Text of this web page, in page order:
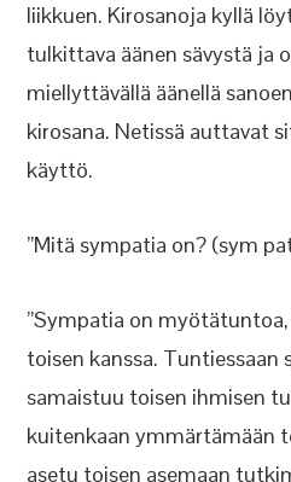
liikkuen. Kirosanoja kyllä
tulkittava äänen sävystä ja
miellyttävällä äänellä
kirosana. Netissä auttavat
käyttö.
”Mitä sympatia on? (sym
”Sympatia on
toisen kanssa. Tuntiessaan
samaistuu toisen ihmisen
kuitenkaan ymmärtämään
asetu toisen asemaan